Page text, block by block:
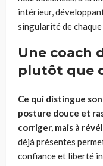
intérieur,
singularité de
Une coach
plutôt que
Ce qui distingue
posture douce et
corriger, mais à
déjà présentes
confiance et liberté